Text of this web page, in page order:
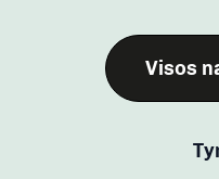
Visos